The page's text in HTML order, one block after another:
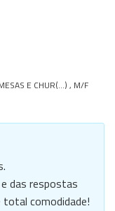
E CHUR(...) , M/F
das respostas
total comodidade!